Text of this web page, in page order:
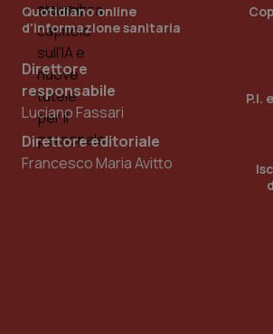
Quotidiano online
d'informazione sanitaria
Direttore
responsabile
Luciano Fassari
Direttore editoriale
Francesco Maria Avitto
P.I.
tracking-sites-ironfish-
_ga